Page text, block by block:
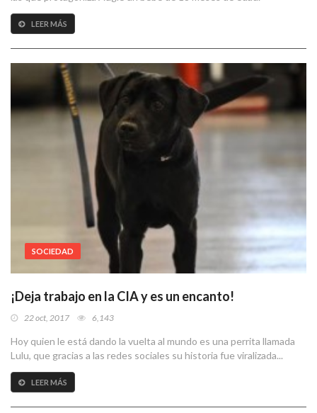
LEER MÁS
SOCIEDAD
¡Deja trabajo en la CIA y es un encanto!
22 oct, 2017 6,143
Hoy quien le está dando la vuelta al mundo es una perrita llamada
Lulu, que gracias a las redes sociales su historia fue viralizada...
LEER MÁS